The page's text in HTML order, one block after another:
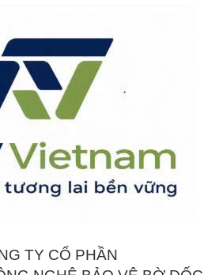
TY CỔ PHẦN